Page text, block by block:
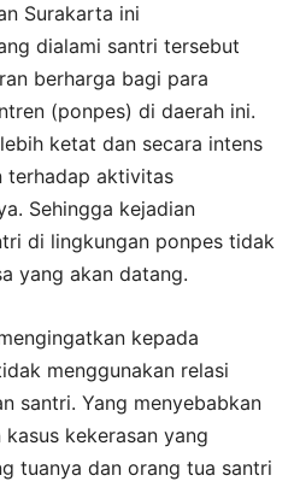
Surakarta ini
dialami santri tersebut
berharga bagi para
(ponpes) di daerah ini.
ketat dan secara intens
terhadap aktivitas
Sehingga kejadian
di lingkungan ponpes tidak
yang akan datang.
kepada
menggunakan relasi
santri. Yang menyebabkan
kekerasan yang
tuanya dan orang tua santri